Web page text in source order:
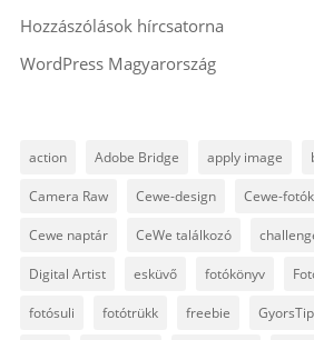
Hozzászólások hírcsatorna
WordPress Magyarország
action Adobe Bridge apply image
Camera Raw Cewe-design Cewe-
Cewe naptár CeWe találkozó
Digital Artist esküvő fotókönyv
fotósuli fotótrükk freebie